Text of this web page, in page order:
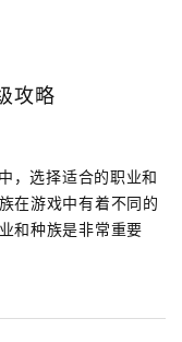
攻略
，选择适合的职业和
在游戏中有着不同的
和种族是非常重要